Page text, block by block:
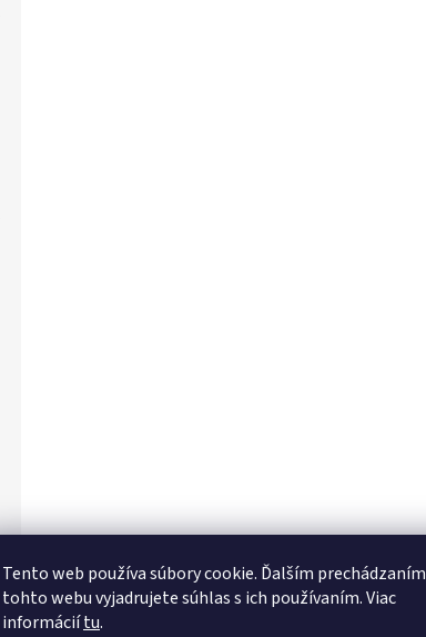
Tento web používa súbory cookie. Ďalším prechádzaním
tohto webu vyjadrujete súhlas s ich používaním. Viac
informáciítu.